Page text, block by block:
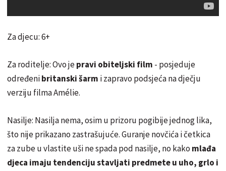
Za djecu: 6+
Za roditelje: Ovo jepravi obiteljski film - posjeduje
određenibritanski šarm i zapravo podsjeća na dječju
verziju filma Amélie.
Nasilje: Nasilja nema, osim u prizoru pogibije jednog lika,
što nije prikazano zastrašujuće. Guranje novčića i četkica
za zube u vlastite uši ne spada pod nasilje, no kako mlađa
djeca imaju tendenciju stavljati predmete u uho, grlo i